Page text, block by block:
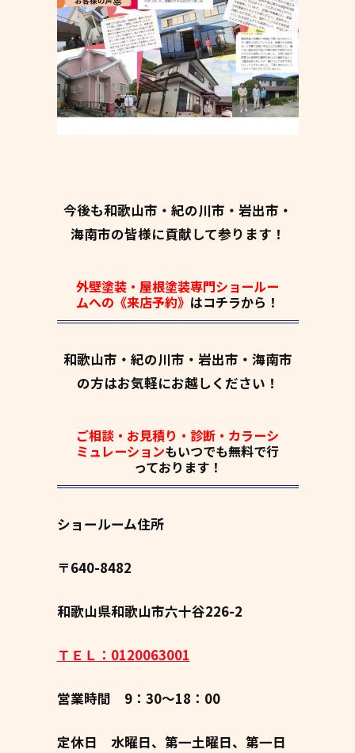
今後も和歌山市・紀の川市・岩出市・
海南市の皆様に貢献して参ります！
外壁塗装・屋根塗装専門ショールー
ムへの《来店予約》 はコチラから！
和歌山市・紀の川市・岩出市・海南市
の方はお気軽にお越しください！
ご相談・お見積り・診断・カラーシ
ミュレーションもいつでも無料で行
っております！
ショールーム住所
〒640-8482
和歌山県和歌山市六十谷226-2
ＴＥＬ：0120063001
営業時間 9：30～18：00
定休日 水曜日、第一土曜日、第一日